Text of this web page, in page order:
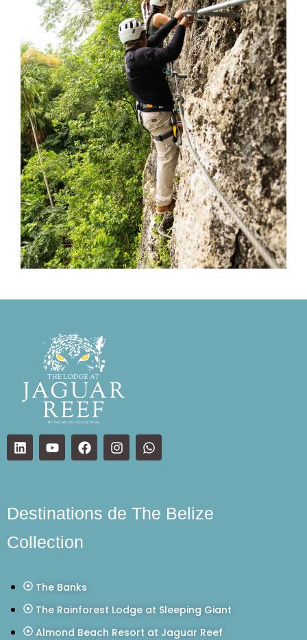
Destinations de The Belize
Collection
The Banks
The Rainforest Lodge at Sleeping Giant
Almond Beach Resort at Jaguar Reef